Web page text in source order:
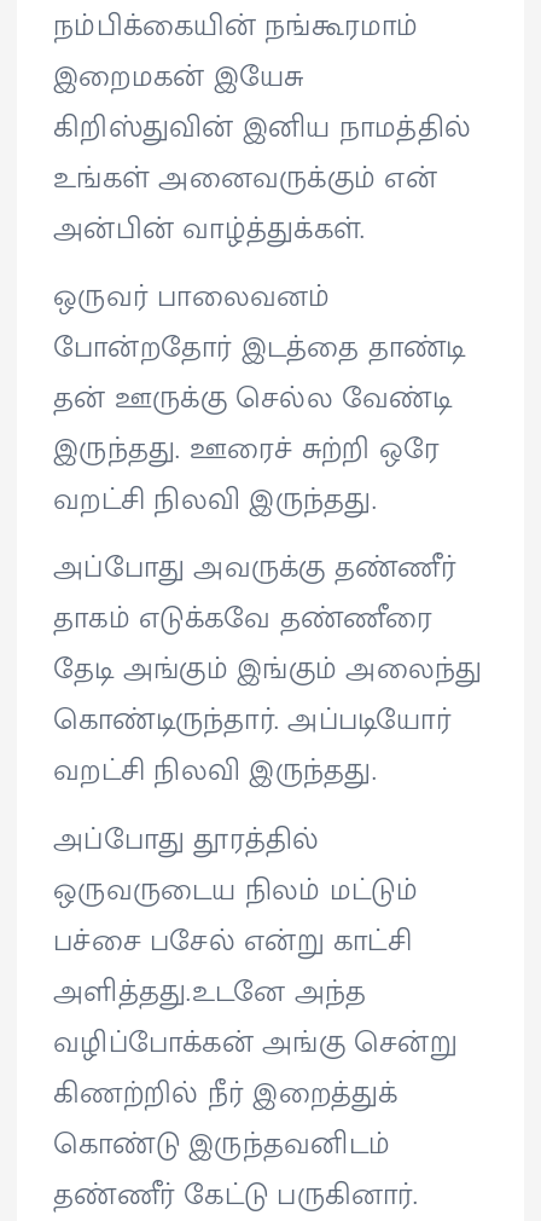
நம்பிக்கையின் நங்கூரமாம்
இறைமகன் இயேசு
கிறிஸ்துவின் இனிய நாமத்தில்
உங்கள் அனைவருக்கும் என்
அன்பின் வாழ்த்துக்கள்.
ஒருவர் பாலைவனம்
போன்றதோர் இடத்தை தாண்டி
தன் ஊருக்கு செல்ல வேண்டி
இருந்தது. ஊரைச் சுற்றி ஒரே
வறட்சி நிலவி இருந்தது.
அப்போது அவருக்கு தண்ணீர்
தாகம் எடுக்கவே தண்ணீரை
தேடி அங்கும் இங்கும் அலைந்து
கொண்டிருந்தார். அப்படியோர்
வறட்சி நிலவி இருந்தது.
அப்போது தூரத்தில்
ஒருவருடைய நிலம் மட்டும்
பச்சை பசேல் என்று காட்சி
அளித்தது.உடனே அந்த
வழிப்போக்கன் அங்கு சென்று
கிணற்றில் நீர் இறைத்துக்
கொண்டு இருந்தவனிடம்
தண்ணீர் கேட்டு பருகினார்.